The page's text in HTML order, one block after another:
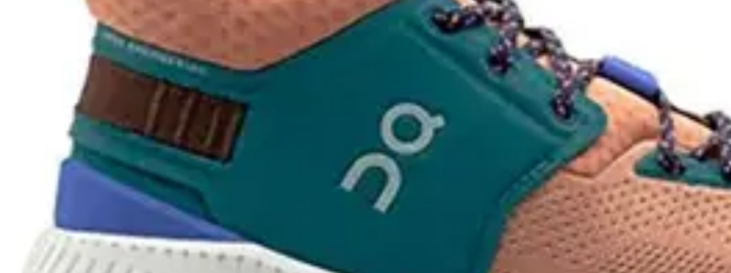
Best Fun Activities
Activités en Plein AirFamille Activités de Groupe Activités ExtrêmesActivités Créatives
Best Fun Activities